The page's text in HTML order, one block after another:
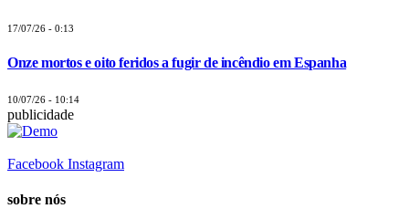
17/07/26 - 0:13
Onze mortos e oito feridos a fugir de incêndio em Espanha
10/07/26 - 10:14
publicidade
Facebook Instagram
sobre nós